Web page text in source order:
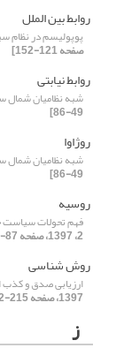
روابط بین الملل
پوپولیسم در نظام
صفحه 121-152]
روابط نیابتی
شبه نظامیان شمال
49-86]
روژاوا
شبه نظامیان شمال
49-86]
روسیه
فهم تحولات سیاست
2، 1397، صفحه 87-113]
روش شناسی ‏
ارزیابی صدق و کذب
1397، صفحه 215-242]
ز